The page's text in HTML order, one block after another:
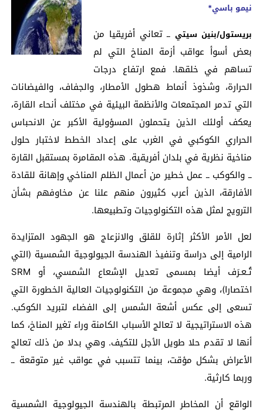
نيمو باسي*
بريستول/بنين سيتيــ تعاني أفريقيا من
بعض أسوأ عواقب أزمة المناخ التي لم
تساهم في خلقها. فمع ارتفاع درجات
الحرارة، وشذوذ أنماط هطول الأمطار، والجفاف، والفيضانات
التي تدمر المجتمعات والأنظمة البيئية في مختلف أنحاء القارة،
يعكف أولئك الذين يتحملون المسؤولية الأكبر عن الانحباس
الحراري الكوكبي في الغرب على إعداد الخطط لاختبار حلول
مناخية نظرية في بلدان أفريقية. هذه المقامرة بمستقبل القارة
ــ والكوكب ــ عمل خطير من أعمال الظلم المناخي وإهانة للقادة
الأفارقة، الذين أعرب كثيرون منهم علنا عن مخاوفهم بشأن
الترويج لمثل هذه التكنولوجيات وتطبيعها.
لعل الأمر الأكثر إثارة للقلق والانزعاج هو الجهود المتزايدة
الرامية إلى دراسة وتنفيذ الهندسة الجيولوجية الشمسية (التي
تُـعـرَف أيضا بمسمى تعديل الإشعاع الشمسي، أو SRM
اختصارا)، وهي مجموعة من التكنولوجيات العالية الخطورة التي
تسعى إلى عكس أشعة الشمس إلى الفضاء لتبريد الكوكب.
هذه الاستراتيجية لا تعالج الأسباب الكامنة وراء تغير المناخ، كما
أنها لا تقدم حلا طويل الأجل للتكيف. وهي بدلا من ذلك تعالج
الأعراض بشكل مؤقت، بينما تتسبب في عواقب غير متوقعة ــ
وربما كارثية.
الواقع أن المخاطر المرتبطة بالهندسة الجيولوجية الشمسية